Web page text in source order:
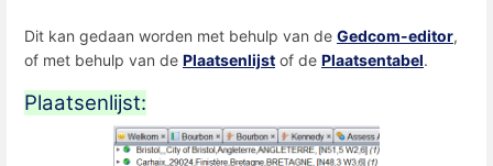
Dit kan gedaan worden met behulp van de Gedcom-editor,
of met behulp van de Plaatsenlijst of de Plaatsentabel.
Plaatsenlijst: